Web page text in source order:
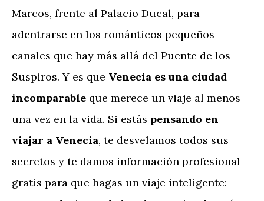
Marcos, frente al Palacio Ducal, para
adentrarse en los románticos pequeños
canales que hay más allá del Puente de los
Suspiros. Y es que Venecia es una ciudad
incomparable que merece un viaje al menos
una vez en la vida. Si estás pensando en
viajar a Venecia, te desvelamos todos sus
secretos y te damos información profesional
gratis para que hagas un viaje inteligente: